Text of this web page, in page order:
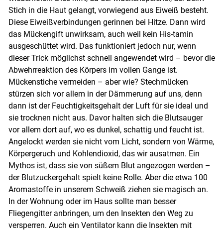
Stich in die Haut gelangt, vorwiegend aus Eiweiß besteht.
Diese Eiweißverbindungen gerinnen bei Hitze. Dann wird
das Mückengift unwirksam, auch weil kein His-tamin
ausgeschüttet wird. Das funktioniert jedoch nur, wenn
dieser Trick möglichst schnell angewendet wird – bevor die
Abwehrreaktion des Körpers im vollen Gange ist.
Mückenstiche vermeiden – aber wie? Stechmücken
stürzen sich vor allem in der Dämmerung auf uns, denn
dann ist der Feuchtigkeitsgehalt der Luft für sie ideal und
sie trocknen nicht aus. Davor halten sich die Blutsauger
vor allem dort auf, wo es dunkel, schattig und feucht ist.
Angelockt werden sie nicht vom Licht, sondern von Wärme,
Körpergeruch und Kohlendioxid, das wir ausatmen. Ein
Mythos ist, dass sie von süßem Blut angezogen werden –
der Blutzuckergehalt spielt keine Rolle. Aber die etwa 100
Aromastoffe in unserem Schweiß ziehen sie magisch an.
In der Wohnung oder im Haus sollte man besser
Fliegengitter anbringen, um den Insekten den Weg zu
versperren. Auch ein Ventilator kann die Insekten mit